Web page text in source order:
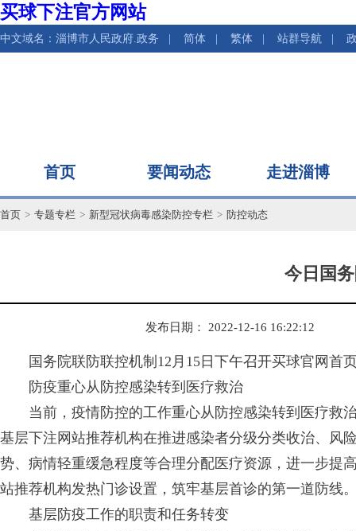
买球下注官方网站
中文域名：淄博市人民政府.政务 简体 繁体 站群导航
首页 要闻动态 走进淄博
首页 > 专题专栏 > 新型冠状病毒感染防控专栏 > 防控动态
今日国
发布日期： 2022-12-16 16:22:12
国务院联防联控机制12月15日下午召开买球官网
防疫重心从防控感染转到医疗救治
当前，疫情防控的工作重心从防控感染转到医疗救
基层下注网站推荐机构在推进感染者分级分类收治、风
势、病情轻重缓急程度等合理分配医疗资源，进一步提
站推荐机构发热门诊设置，筑牢基层首诊的第一道防线
基层防疫工作的职责和任务转变